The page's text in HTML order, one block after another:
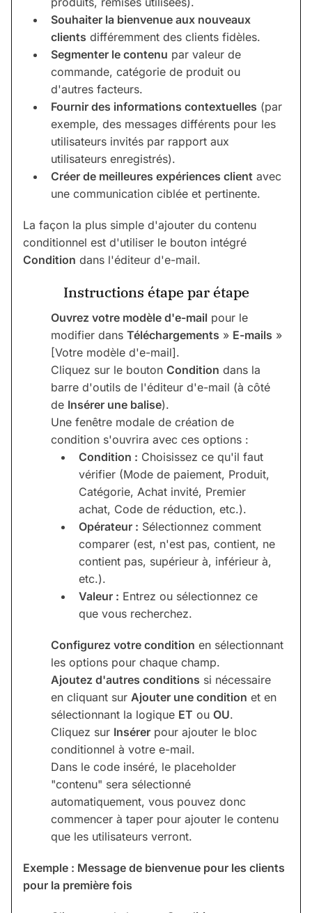
Souhaiter la bienvenue aux nouveaux
clients différemment des clients fidèles.
Segmenter le contenu par valeur de
commande, catégorie de produit ou
d'autres facteurs.
Fournir des informations contextuelles (par
exemple, des messages différents pour les
utilisateurs invités par rapport aux
utilisateurs enregistrés).
Créer de meilleures expériences client avec
une communication ciblée et pertinente.
La façon la plus simple d'ajouter du contenu
conditionnel est d'utiliser le bouton intégré
Condition dans l'éditeur d'e-mail.
Instructions étape par étape
Ouvrez votre modèle d'e-mail pour le
modifier dans Téléchargements » E-mails »
[Votre modèle d'e-mail].
Cliquez sur le bouton Condition dans la
barre d'outils de l'éditeur d'e-mail (à côté
de Insérer une balise).
Une fenêtre modale de création de
condition s'ouvrira avec ces options :
Condition : Choisissez ce qu'il faut
vérifier (Mode de paiement, Produit,
Catégorie, Achat invité, Premier
achat, Code de réduction, etc.).
Opérateur : Sélectionnez comment
comparer (est, n'est pas, contient, ne
contient pas, supérieur à, inférieur à,
etc.).
Valeur : Entrez ou sélectionnez ce
que vous recherchez.
Configurez votre condition en sélectionnant
les options pour chaque champ.
Ajoutez d'autres conditions si nécessaire
en cliquant sur Ajouter une condition et en
sélectionnant la logique ET ou OU.
Cliquez sur Insérer pour ajouter le bloc
conditionnel à votre e-mail.
Dans le code inséré, le placeholder
"contenu" sera sélectionné
automatiquement, vous pouvez donc
commencer à taper pour ajouter le contenu
que les utilisateurs verront.
Exemple : Message de bienvenue pour les clients
pour la première fois